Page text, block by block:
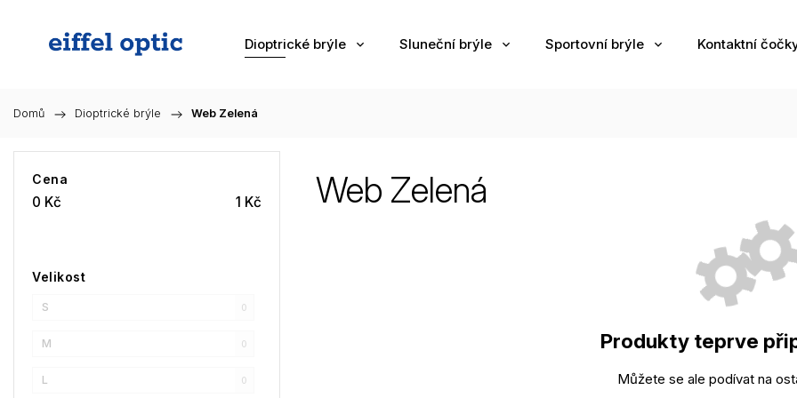
Dioptrické brýle Sluneční brýle Sportovní brýle Kontaktní
Domů / Dioptrické brýle / Web Zelená
Cena
0 Kč 1 Kč
Velikost
S 0
M 0
L 0
Web Zelená
Produkty teprve
Můžete se ale podívat na